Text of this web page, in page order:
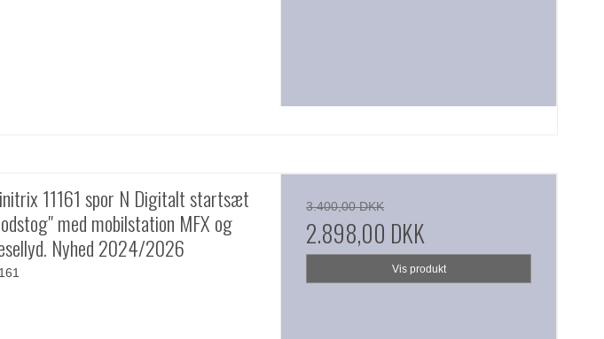
11161 spor N Digitalt startsæt
med mobilstation MFX og
Nyhed 2024/2026
3.400,00 DKK
2.898,00 DKK
Vis produkt